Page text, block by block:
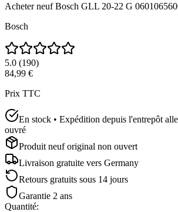
Acheter neuf Bosch GLL 20-22 G
Bosch
5.0 (190)
84,99 €
Prix TTC
En stock • Expédition depuis l'entrepôt
ouvré
Produit neuf original non ouvert
Livraison gratuite vers Germany
Retours gratuits sous 14 jours
Garantie 2 ans
Quantité: